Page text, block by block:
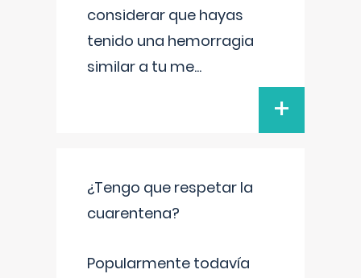
considerar que hayas
tenido una hemorragia
similar a tu me...
+
¿Tengo que respetar la
cuarentena?
Popularmente todavía